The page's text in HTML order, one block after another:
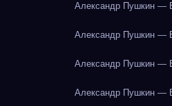
Александр Пушкин —
Александр Пушкин —
Александр Пушкин —
Александр Пушкин —